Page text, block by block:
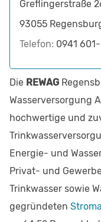
Greflingerstraße
93055
Telefon: 0941
Die REWAG
Wasserversorgung
hochwertige und
Energie- und
Privat- und
Trinkwasser sowie
gegründeten